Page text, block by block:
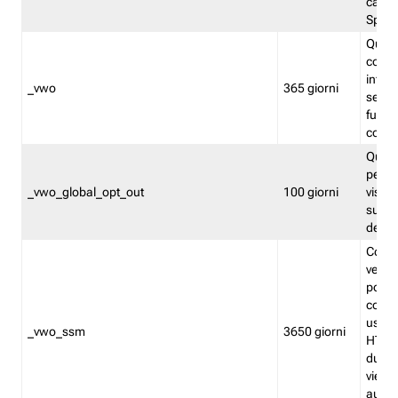
Split
_vwo 365 giorni
_vwo_global_opt_out 100 giorni
su
_vwo_ssm 3650 giorni
viene